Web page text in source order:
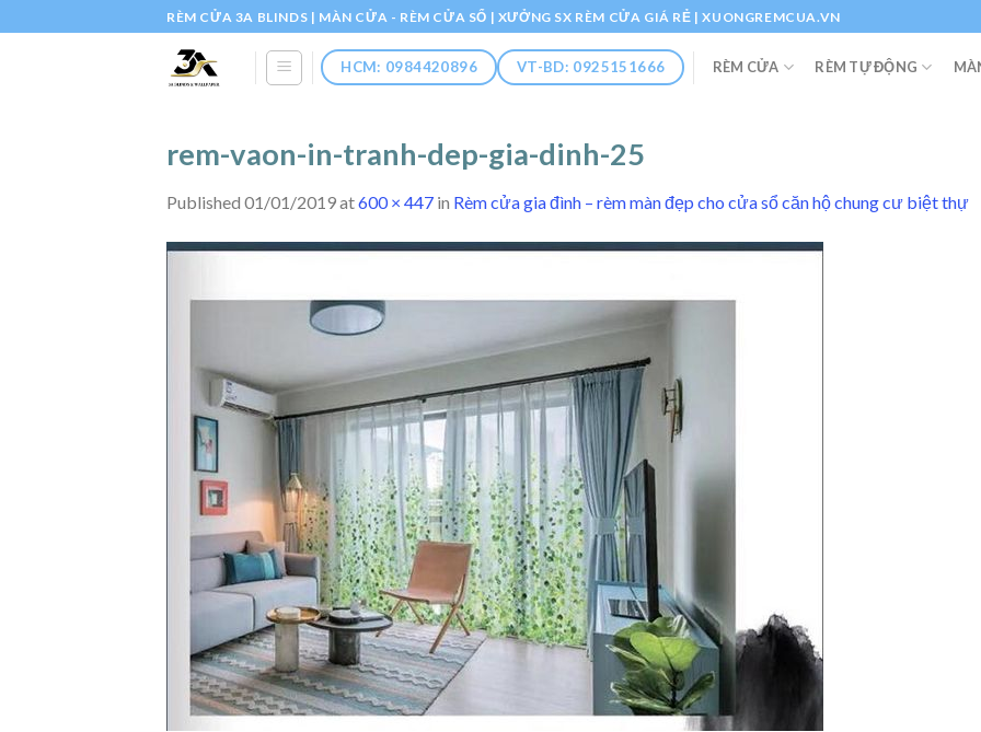
to
RÈM CỬA 3A BLINDS | MÀN CỬA - RÈM CỬA SỔ | XƯỞNG SX RÈM CỬA GIÁ RẺ | XUONGREMCUA.VN
HCM: 0984420896 VT-BD: 0925151666 RÈM CỬA RÈM TỰ ĐỘNG
rem-vaon-in-tranh-dep-gia-dinh-25
Published 01/01/2019at600 × 447 in Rèm cửa gia đình – rèm màn đẹp cho cửa sổ căn hộ chung cư biệt thự